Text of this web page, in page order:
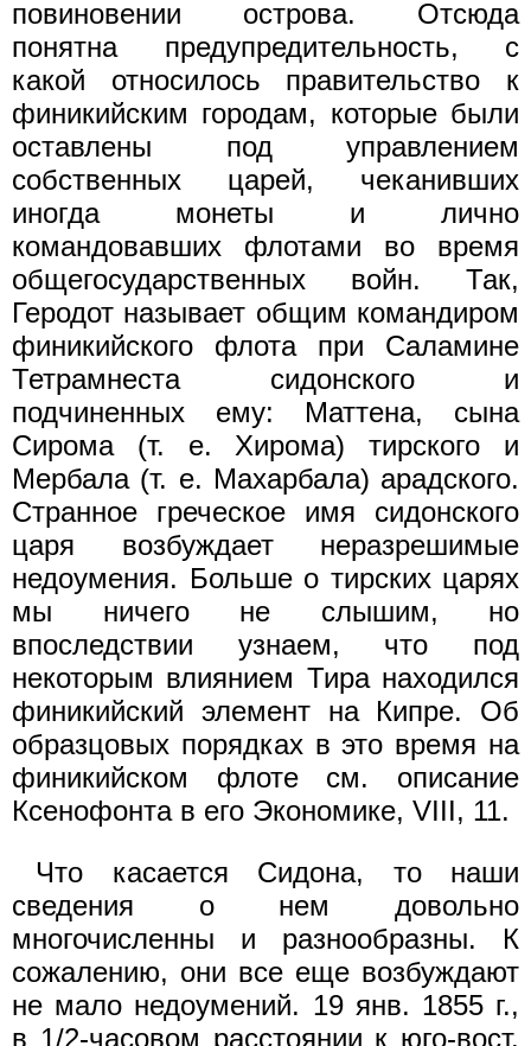
повиновении острова. Отсюда
понятна предупредительность, с
какой относилось правительство к
финикийским городам, которые были
оставлены под управлением
собственных царей, чеканивших
иногда монеты и лично
командовавших флотами во время
общегосударственных войн. Так,
Геродот называет общим командиром
финикийского флота при Саламине
Тетрамнеста сидонского и
подчиненных ему: Маттена, сына
Сирома (т. е. Хирома) тирского и
Мербала (т. е. Махарбала) арадского.
Странное греческое имя сидонского
царя возбуждает неразрешимые
недоумения. Больше о тирских царях
мы ничего не слышим, но
впоследствии узнаем, что под
некоторым влиянием Тира находился
финикийский элемент на Кипре. Об
образцовых порядках в это время на
финикийском флоте см. описание
Ксенофонта в его Экономике, VIII, 11.
Что касается Сидона, то наши
сведения о нем довольно
многочисленны и разнообразны. К
сожалению, они все еще возбуждают
не мало недоумений. 19 янв. 1855 г.,
в 1/2-часовом расстоянии к юго-вост.